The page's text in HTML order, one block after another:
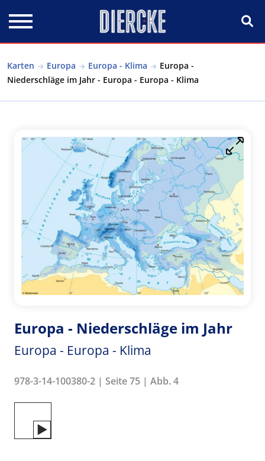
Karten Europa Europa - Klima
Europa -
Niederschläge im Jahr - Europa - Europa - Klima
Europa - Niederschläge im Jahr
Europa - Europa - Klima
978-3-14-100380-2 | Seite 75 | Abb. 4